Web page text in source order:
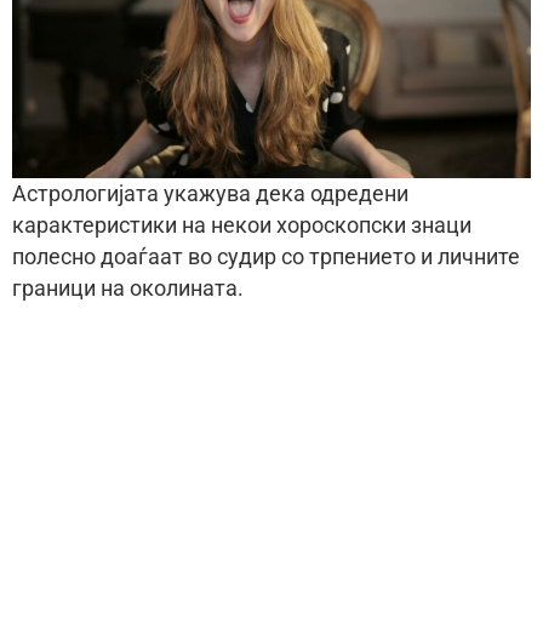
Астрологијата укажува дека одредени
карактеристики на некои хороскопски знаци
полесно доаѓаат во судир со трпението и личните
граници на околината.